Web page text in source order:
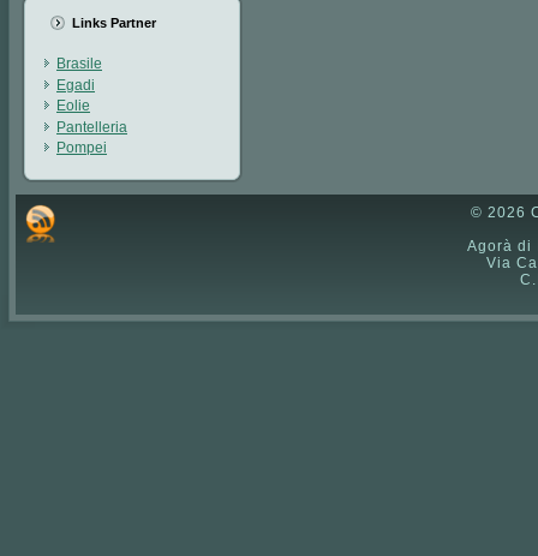
Links Partner
Brasile
Egadi
Eolie
Pantelleria
Pompei
© 2026
Agorà di
Via